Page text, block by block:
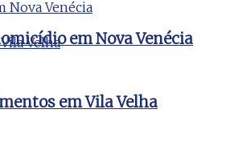
em Vila Velha
em Nova Venécia